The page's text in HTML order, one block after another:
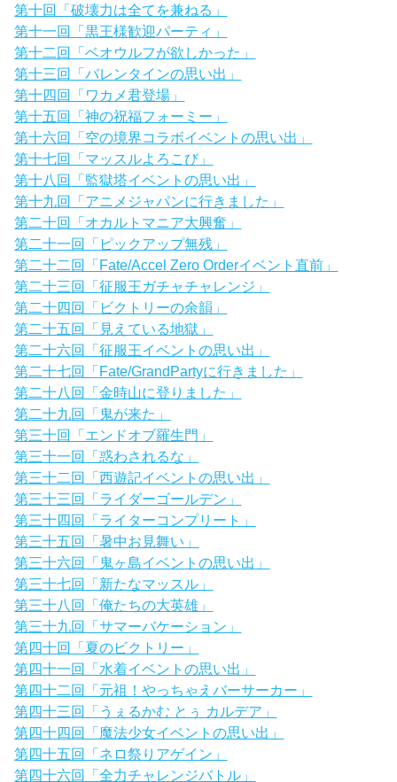
第十回「破壊力は全てを兼ねる」
第十一回「黒王様歓迎パーティ」
第十二回「ベオウルフが欲しかった」
第十三回「バレンタインの思い出」
第十四回「ワカメ君登場」
第十五回「神の祝福フォーミー」
第十六回「空の境界コラボイベントの思い出」
第十七回「マッスルよろこび」
第十八回「監獄塔イベントの思い出」
第十九回「アニメジャパンに行きました」
第二十回「オカルトマニア大興奮」
第二十一回「ピックアップ無残」
第二十二回「Fate/Accel Zero Orderイベント直前」
第二十三回「征服王ガチャチャレンジ」
第二十四回「ビクトリーの余韻」
第二十五回「見えている地獄」
第二十六回「征服王イベントの思い出」
第二十七回「Fate/GrandPartyに行きました」
第二十八回「金時山に登りました」
第二十九回「鬼が来た」
第三十回「エンドオブ羅生門」
第三十一回「惑わされるな」
第三十二回「西遊記イベントの思い出」
第三十三回「ライダーゴールデン」
第三十四回「ライターコンプリート」
第三十五回「暑中お見舞い」
第三十六回「鬼ヶ島イベントの思い出」
第三十七回「新たなマッスル」
第三十八回「俺たちの大英雄」
第三十九回「サマーバケーション」
第四十回「夏のビクトリー」
第四十一回「水着イベントの思い出」
第四十二回「元祖！やっちゃえバーサーカー」
第四十三回「うぇるかむ とぅ カルデア」
第四十四回「魔法少女イベントの思い出」
第四十五回「ネロ祭りアゲイン」
第四十六回「全力チャレンジバトル」